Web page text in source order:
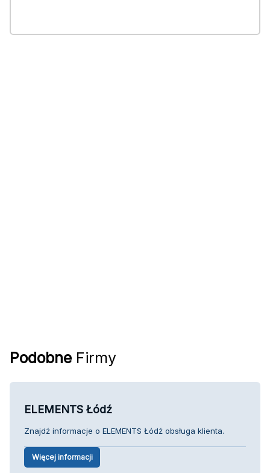
Podobne Firmy
ELEMENTS Łódź
Znajdź informacje o ELEMENTS Łódź obsługa klienta.
Więcej informacji